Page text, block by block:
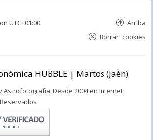
UTC+01:00 Arriba
Borrar cookies
HUBBLE | Martos (Jaén)
Astrofotografía. Desde 2004 en Internet